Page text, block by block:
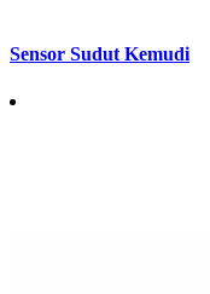
Sensor Sudut Kemudi